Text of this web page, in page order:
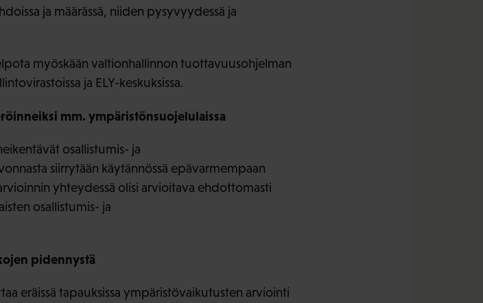
ja määrässä, niiden pysyvyydessä ja
myöskään valtionhallinnon tuottavuusohjelman
ja ELY-keskuksissa.
mm. ympäristönsuojelulaissa
osallistumis- ja
siirrytään käytännössä epävarmempaan
yhteydessä olisi arvioitava ehdottomasti
osallistumis- ja
pidennystä
eräissä tapauksissa ympäristövaikutusten arviointi